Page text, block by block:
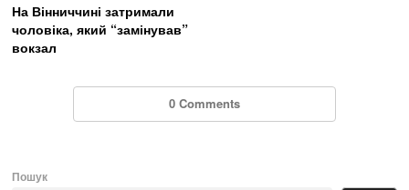
На Вінниччині затримали
чоловіка, який “замінував”
вокзал
0 Comments
Пошук